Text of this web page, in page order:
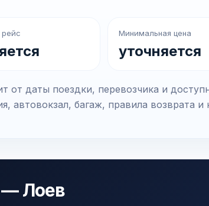
Минимальная цена
уточняется
от даты поездки, перевозчика и
автовокзал, багаж, правила возврата и
— Лоев